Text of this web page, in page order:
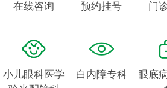
在线咨询 预约挂号 门
小儿眼科医学
白内障专科
眼底